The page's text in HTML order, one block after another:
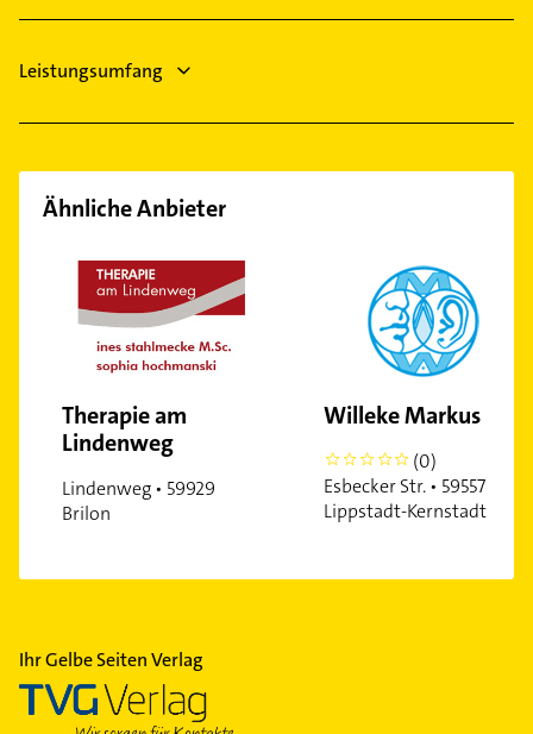
Heizungsfirmen
Leistungsumfang
Ähnliche Anbieter
Therapie am
Lindenweg
Lindenweg • 59929
Brilon
Willeke Markus
0
(0)
Esbecker Str. • 59557
Lippstadt-Kernstadt
Ihr Gelbe Seiten Verlag